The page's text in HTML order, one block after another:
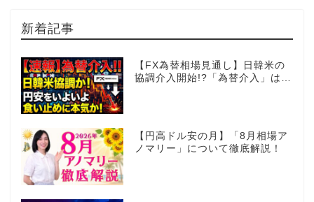
新着記事
【FX為替相場見通し】日韓米の
協調介入開始!?「為替介入」はコ
【円高ドル安の月】「8月相場ア
ノマリー」について徹底解説！